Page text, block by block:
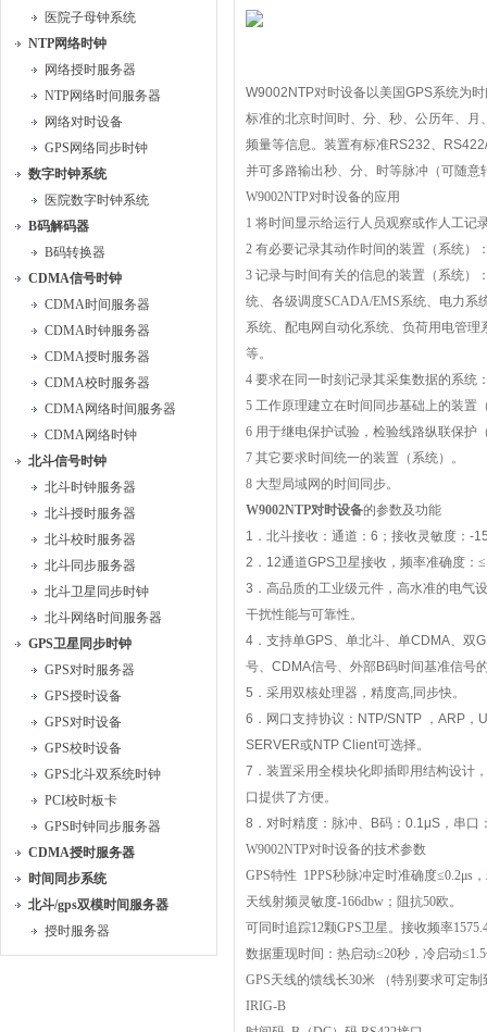
医院子母钟系统
NTP网络时钟
网络授时服务器
NTP网络时间服务器
网络对时设备
GPS网络同步时钟
数字时钟系统
医院数字时钟系统
B码解码器
B码转换器
CDMA信号时钟
CDMA时间服务器
CDMA时钟服务器
CDMA授时服务器
CDMA校时服务器
CDMA网络时间服务器
CDMA网络时钟
北斗信号时钟
北斗时钟服务器
北斗授时服务器
北斗校时服务器
北斗同步服务器
北斗卫星同步时钟
北斗网络时间服务器
GPS卫星同步时钟
GPS对时服务器
GPS授时设备
GPS对时设备
GPS校时设备
GPS北斗双系统时钟
PCI校时板卡
GPS时钟同步服务器
CDMA授时服务器
时间同步系统
北斗/gps双模时间服务器
授时服务器
W9002NTP对时设备以美国GPS系统为
标准的北京时间时、分、秒、公历年、
频量等信息。装置有标准RS232、
并可多路输出秒、分、时等脉冲（可随
W9002NTP对时设备的应用
1 将时间显示给运行人员观察或作人工记
2 有必要记录其动作时间的装置（系统）
3 记录与时间有关的信息的装置（系统）
统、各级调度SCADA/EMS系统、电力系
系统、配电网自动化系统、负荷用电管
等。
4 要求在同一时刻记录其采集数据的系统
5 工作原理建立在时间同步基础上的装置
6 用于继电保护试验，检验线路纵联保护
7 其它要求时间统一的装置（系统）。
8 大型局域网的时间同步。
W9002NTP对时设备的参数及功能
1 ．北斗接收：通道： 6 ； 接收灵敏度： -
2 ． 12通道GPS卫星接收，频率准确度：≤
3 ．高品质的工业级元件，高水准的电气
干扰性能与可靠性。
4 ．支持单GPS、单北斗、单CDMA、双
号、 CDMA信号、外部B码时间基准信号
5 ．采用双核处理器，精度高,同步快。
6 ．网口支持协议： NTP/SNTP ， ARP ，
SERVER或NTP Client可选择。
7 ．装置采用全模块化即插即用结构设计
口提供了方便。
8 ．对时精度：脉冲、 B码： 0.1μS ，串口
W9002NTP对时设备的技术参数
GPS特性 1PPS秒脉冲定时准确度≤0.2μs
天线射频灵敏度-166dbw ；阻抗50欧。
可同时追踪12颗GPS卫星。接收频率
数据重现时间：热启动≤20秒，冷启动≤1.5
GPS天线的馈线长30米 （特别要求可定制
IRIG-B